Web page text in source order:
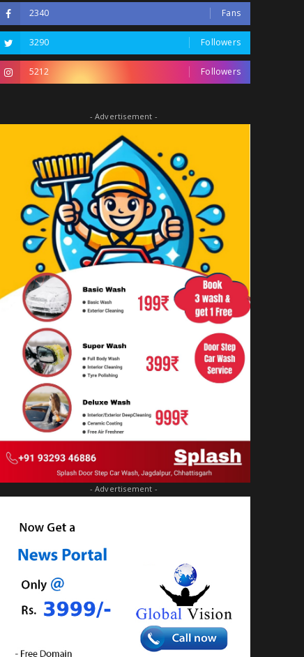
2340 Fans
3290 Followers
5212 Followers
- Advertisement -
- Advertisement -